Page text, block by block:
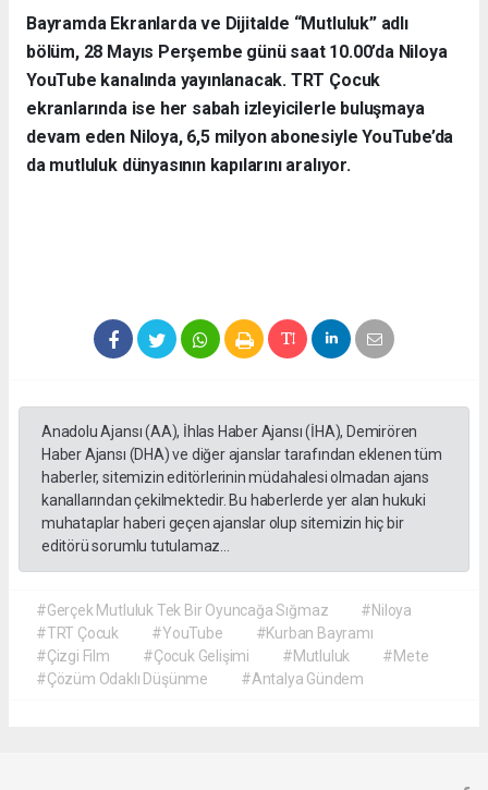
Bayramda Ekranlarda ve Dijitalde “Mutluluk” adlı
bölüm, 28 Mayıs Perşembe günü saat 10.00’da Niloya
YouTube kanalında yayınlanacak. TRT Çocuk
ekranlarında ise her sabah izleyicilerle buluşmaya
devam eden Niloya, 6,5 milyon abonesiyle YouTube’da
da mutluluk dünyasının kapılarını aralıyor.
Anadolu Ajansı (AA), İhlas Haber Ajansı (İHA), Demirören
Haber Ajansı (DHA) ve diğer ajanslar tarafından eklenen tüm
haberler, sitemizin editörlerinin müdahalesi olmadan ajans
kanallarından çekilmektedir. Bu haberlerde yer alan hukuki
muhataplar haberi geçen ajanslar olup sitemizin hiç bir
editörü sorumlu tutulamaz...
#Gerçek Mutluluk Tek Bir Oyuncağa Sığmaz
#Niloya
#TRT Çocuk
#YouTube
#Kurban Bayramı
#Çizgi Film
#Çocuk Gelişimi #Mutluluk
#Mete
#Çözüm Odaklı Düşünme
#Antalya Gündem